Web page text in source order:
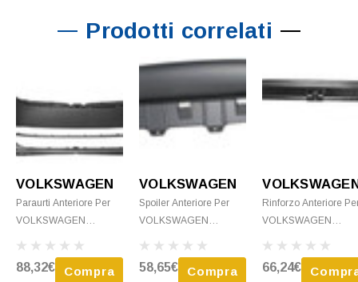
Prodotti correlati
VOLKSWAGEN
Paraurti Anteriore Per
VOLKSWAGEN
2011, Nuovo Da
Verniciare
88,32€ Compra
VOLKSWAGEN
Spoiler Anteriore Per
VOLKSWAGEN
2011, Paraurti Anteriore,
Nuovo
58,65€ Compra
Rinforzo Anteriore
VOLKSWAGEN
2015, Paraurti
Nuovo
66,24€